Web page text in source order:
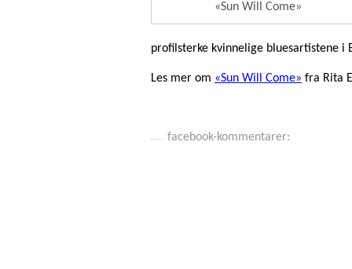
«Sun Will Come»
profilsterke kvinnelige bluesartistene i
Les mer om «Sun Will Come» fra Rita